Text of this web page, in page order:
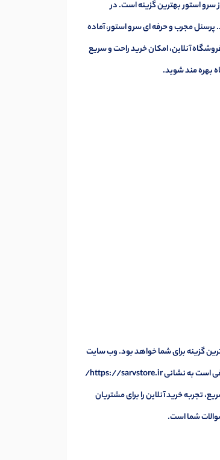
استور بهترین گزینه است. در
مجرب و حرفه ای سرو استور، آماده
آنلاین، امکان خرید راحت و سریع
بهره مند شوید.
گزینه برای شما خواهد بود. وب سایت
این فروشگاه با طراحی ساده و کاربرپسند، امکان خرید سریع و آسان را برای مشتریان فراهم کرده است. کافی است به نشانی https://sarvstore.ir/
تجربه خرید آنلاین را برای مشتریان
شما است.